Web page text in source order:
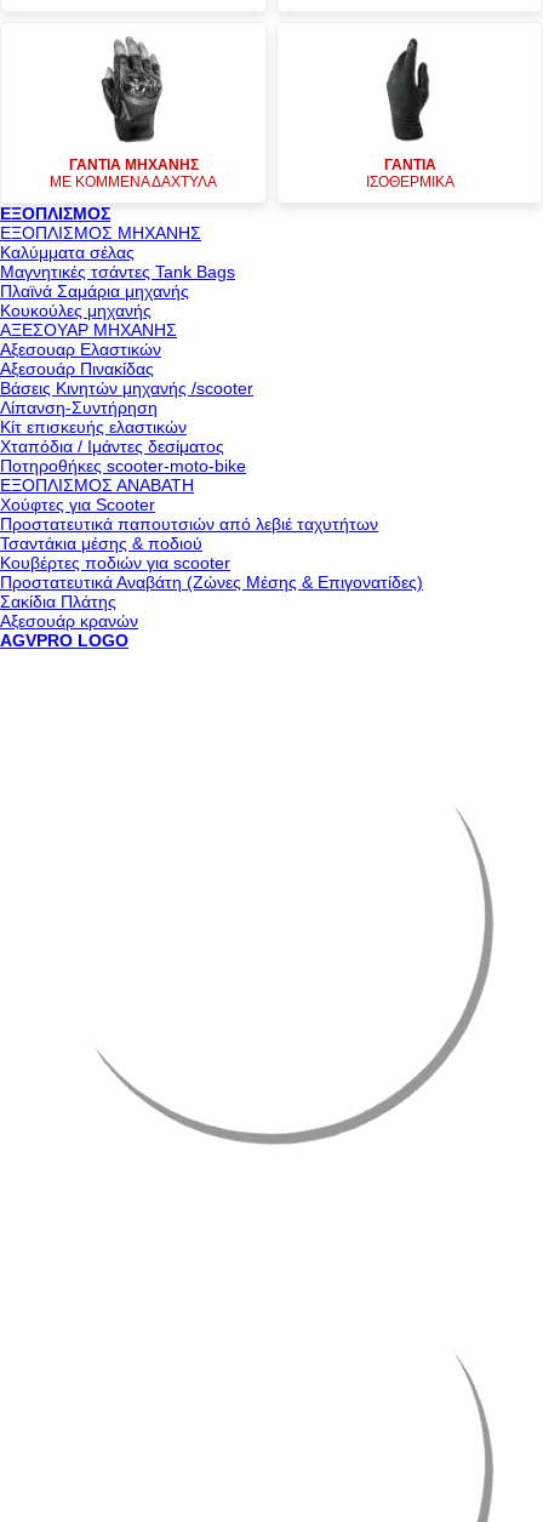
ΓΑΝΤΙΑ ΜΗΧΑΝΗΣ
ΜΕ ΚΟΜΜΕΝΑ ΔΑΧΤΥΛΑ
ΓΑΝΤΙΑ
ΙΣΟΘΕΡΜΙΚΑ
ΕΞΟΠΛΙΣΜΟΣ
ΕΞΟΠΛΙΣΜΟΣ ΜΗΧΑΝΗΣ
Καλύμματα σέλας
Μαγνητικές τσάντες Tank Bags
Πλαϊνά Σαμάρια μηχανής
Κουκούλες μηχανής
ΑΞΕΣΟΥΑΡ ΜΗΧΑΝΗΣ
Αξεσουαρ Ελαστικών
Αξεσουάρ Πινακίδας
Βάσεις Κινητών μηχανής /scooter
Λίπανση-Συντήρηση
Κίτ επισκευής ελαστικών
Χταπόδια / Ιμάντες δεσίματος
Ποτηροθήκες scooter-moto-bike
ΕΞΟΠΛΙΣΜΟΣ ΑΝΑΒΑΤΗ
Χούφτες για Scooter
Προστατευτικά παπουτσιών από λεβιέ ταχυτήτων
Τσαντάκια μέσης & ποδιού
Κουβέρτες ποδιών για scooter
Προστατευτικά Αναβάτη (Ζώνες Μέσης & Επιγονατίδες)
Σακίδια Πλάτης
Αξεσουάρ κρανών
AGVPRO LOGO